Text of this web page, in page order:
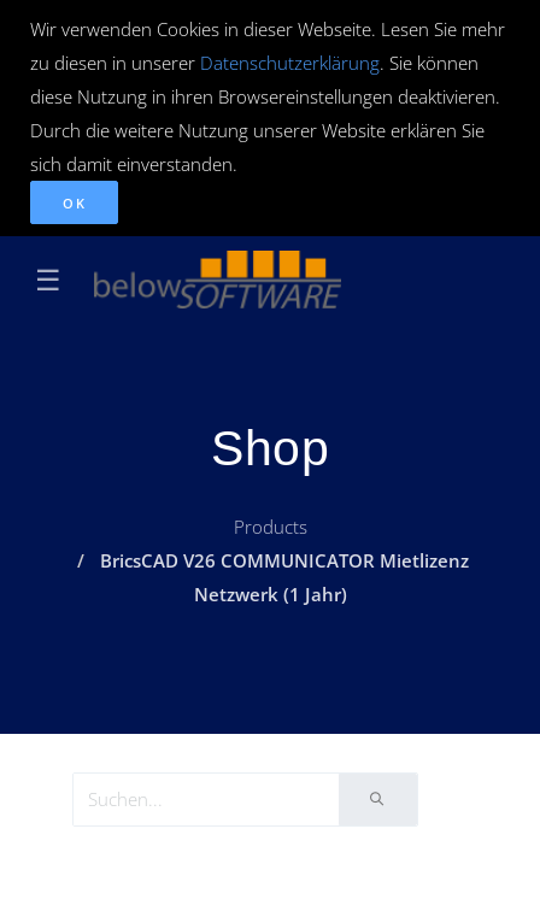
Wir verwenden Cookies in dieser Webseite. Lesen Sie mehr
zu diesen in unserer Datenschutzerklärung. Sie können
diese Nutzung in ihren Browsereinstellungen deaktivieren.
Durch die weitere Nutzung unserer Website erklären Sie
sich damit einverstanden.
OK
☰
Shop
Products
BricsCAD V26 COMMUNICATOR Mietlizenz
Netzwerk (1 Jahr)